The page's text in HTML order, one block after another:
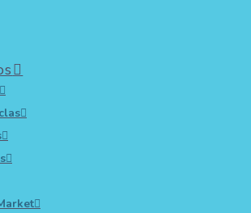
de
vida